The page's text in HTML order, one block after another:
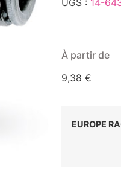
À partir de
9,38 €
EUROPE